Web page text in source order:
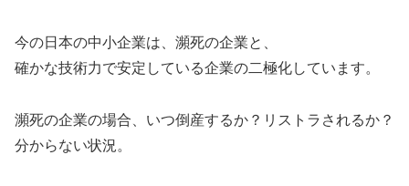
今の日本の中小企業は、瀕死の企業と、
確かな技術力で安定している企業の二極化しています。
瀕死の企業の場合、いつ倒産するか？リストラされるか？
分からない状況。